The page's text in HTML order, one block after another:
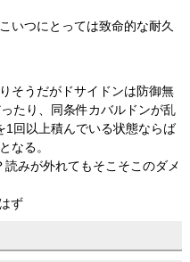
いつにとっては致命的な耐久
そうだがドサイドンは防御無
たり、同条件カバルドンが乱
1回以上積んでいる状態ならば
なる。
みが外れてもそこそこのダメ
ず